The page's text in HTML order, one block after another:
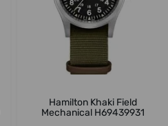
Hamilton Khaki Field
Mechanical H69439931